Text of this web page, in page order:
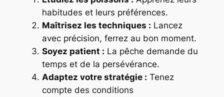
habitudes et leurs préférences.
Maîtrisez les techniques : Lancez
avec précision, ferrez au bon moment.
Soyez patient : La pêche demande du
temps et de la persévérance.
Adaptez votre stratégie : Tenez
compte des conditions